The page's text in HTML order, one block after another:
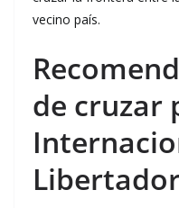
vecino país.
de cruzar